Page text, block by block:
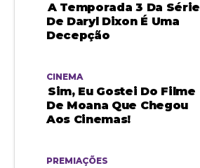
A Temporada 3 Da Série
De Daryl Dixon É Uma
Decepção
CINEMA
Sim, Eu Gostei Do Filme
De Moana Que Chegou
Aos Cinemas!
PREMIAÇÕES